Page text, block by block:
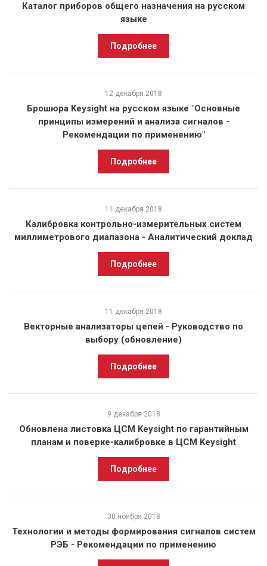
Каталог приборов общего назначения на русском
языке
Подробнее
12 декабря 2018
Брошюра Keysight на русском языке "Основные
принципы измерений и анализа сигналов -
Рекомендации по применению"
Подробнее
11 декабря 2018
Калибровка контрольно-измерительных систем
миллиметрового диапазона - Аналитический доклад
Подробнее
11 декабря 2018
Векторные анализаторы цепей - Руководство по
выбору (обновление)
Подробнее
9 декабря 2018
Обновлена листовка ЦСМ Keysight по гарантийным
планам и поверке-калибровке в ЦСМ Keysight
Подробнее
30 ноября 2018
Технологии и методы формирования сигналов систем
РЭБ - Рекомендации по применению